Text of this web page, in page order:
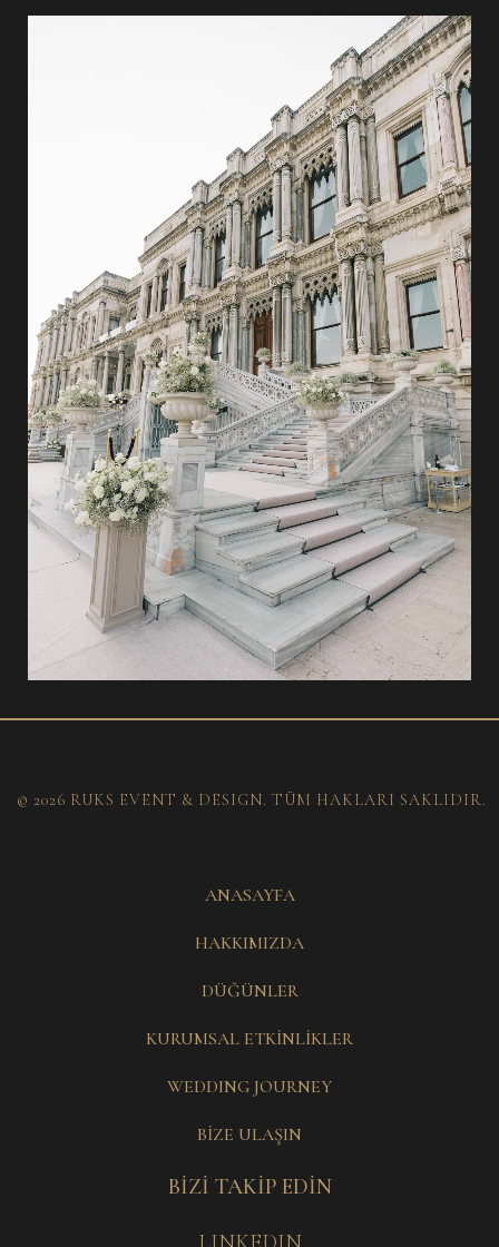
© 2026 RUKS EVENT & DESIGN. TÜM HAKLARI SAKLIDIR.
ANASAYFA
HAKKIMIZDA
DÜĞÜNLER
KURUMSAL ETKİNLİKLER
WEDDING JOURNEY
BİZE ULAŞIN
BİZİ TAKİP EDİN